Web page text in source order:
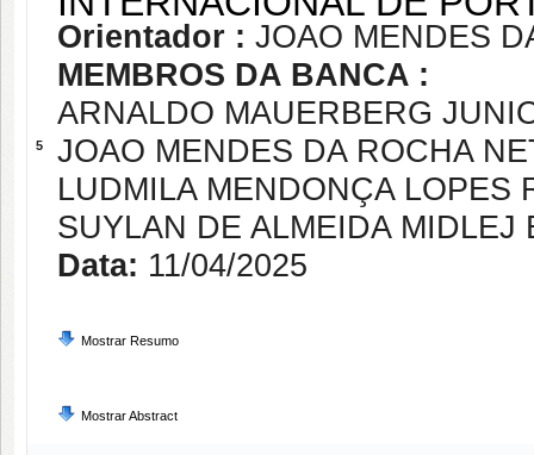
5
Orientador : JOAO MENDES
MEMBROS DA BANCA :
ARNALDO MAUERBERG
JOAO MENDES DA ROCHA
LUDMILA MENDONÇA LOPES
SUYLAN DE ALMEIDA MIDLEJ
Data: 11/04/2025
Mostrar Resumo
Mostrar Abstract